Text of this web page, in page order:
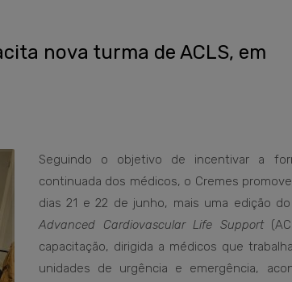
nova turma de ACLS, em
Seguindo o objetivo de incentivar a
continuada dos médicos, o Cremes
dias 21 e 22 de junho, mais uma edição
Advanced Cardiovascular Life Support
capacitação, dirigida a médicos que
unidades de urgência e emergência,